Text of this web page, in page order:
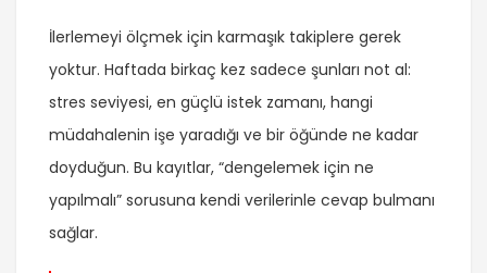
İlerlemeyi ölçmek için karmaşık takiplere gerek
yoktur. Haftada birkaç kez sadece şunları not al:
stres seviyesi, en güçlü istek zamanı, hangi
müdahalenin işe yaradığı ve bir öğünde ne kadar
doyduğun. Bu kayıtlar, “dengelemek için ne
yapılmalı” sorusuna kendi verilerinle cevap bulmanı
sağlar.